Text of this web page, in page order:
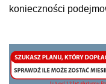
konieczności